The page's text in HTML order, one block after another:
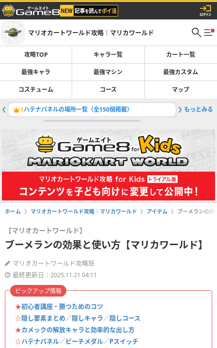
マリオカートワールド攻略｜マリカワールド
攻略TOP キャラ一覧 カート一覧
最強キャラ 最強マシン 最強カスタム
コスチューム コース マップ
1ハテナパネルの場所一覧（全150個掲載） 2Pスイッ
もっとみる
ホーム マリオカートワールド攻略｜マリカワールド アイテム ブーメランの効
【マリオカートワールド】
ブーメランの効果と使い方【マリカワールド】
マリオカートワールド攻略班
最終更新日：2025.11.21 04:11
★初心者講座・勝つためのコツ
☆隠し要素まとめ／隠しキャラ／隠しコース
★カメックの解放キャラと効率的な出し方
☆ハテナパネル／ピーチメダル／Pスイッチ
ピックアップ情報